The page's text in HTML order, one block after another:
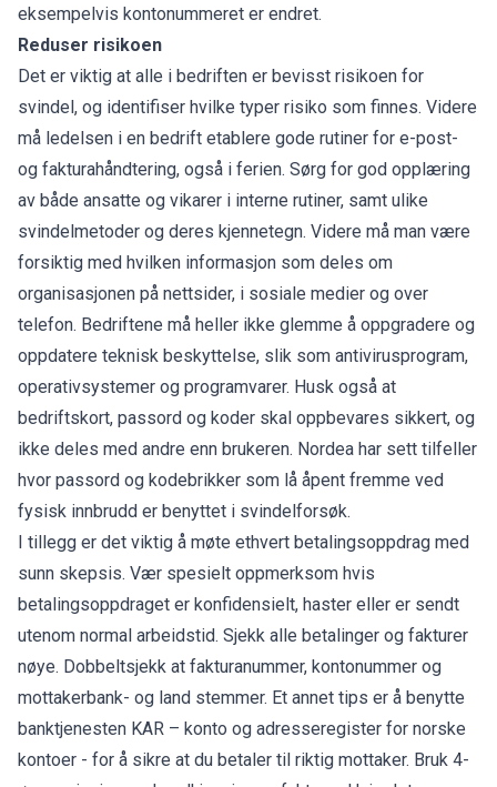
eksempelvis kontonummeret er endret.
Reduser risikoen
Det er viktig at alle i bedriften er bevisst risikoen for
svindel, og identifiser hvilke typer risiko som finnes. Videre
må ledelsen i en bedrift etablere gode rutiner for e-post-
og fakturahåndtering, også i ferien. Sørg for god opplæring
av både ansatte og vikarer i interne rutiner, samt ulike
svindelmetoder og deres kjennetegn. Videre må man være
forsiktig med hvilken informasjon som deles om
organisasjonen på nettsider, i sosiale medier og over
telefon. Bedriftene må heller ikke glemme å oppgradere og
oppdatere teknisk beskyttelse, slik som antivirusprogram,
operativsystemer og programvarer. Husk også at
bedriftskort, passord og koder skal oppbevares sikkert, og
ikke deles med andre enn brukeren. Nordea har sett tilfeller
hvor passord og kodebrikker som lå åpent fremme ved
fysisk innbrudd er benyttet i svindelforsøk.
I tillegg er det viktig å møte ethvert betalingsoppdrag med
sunn skepsis. Vær spesielt oppmerksom hvis
betalingsoppdraget er konfidensielt, haster eller er sendt
utenom normal arbeidstid. Sjekk alle betalinger og fakturer
nøye. Dobbeltsjekk at fakturanummer, kontonummer og
mottakerbank- og land stemmer. Et annet tips er å benytte
banktjenesten KAR – konto og adresseregister for norske
kontoer - for å sikre at du betaler til riktig mottaker. Bruk 4-